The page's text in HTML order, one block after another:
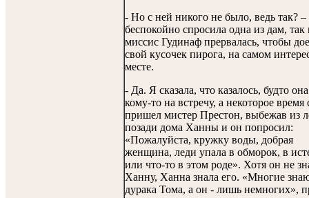
- Но с ней никого не было, ведь так? –
беспокойно спросила одна из дам, так
миссис Гудинаф прервалась, чтобы
свой кусочек пирога, на самом
месте.
- Да. Я сказала, что казалось, будто
кому-то на встречу, а некоторое время
пришел мистер Престон, выбежав из
позади дома Ханны и он попросил:
«Пожалуйста, кружку воды, добрая
женщина, леди упала в обморок, в
или что-то в этом роде». Хотя он не
Ханну, Ханна знала его. «Многие
дурака Тома, а он - лишь немногих»,